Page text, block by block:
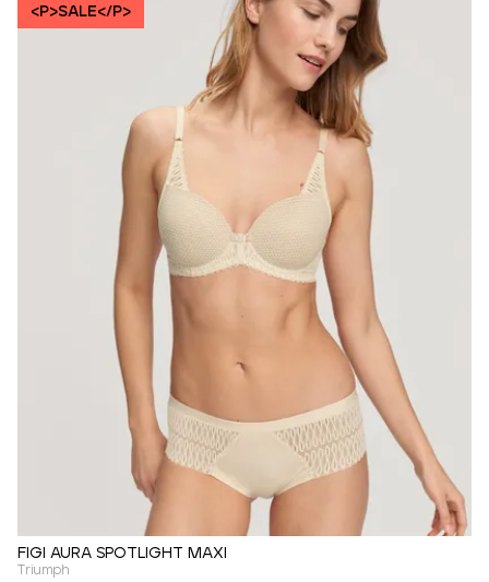
<P>SALE</P>
FIGI AURA SPOTLIGHT MAXI
Triumph